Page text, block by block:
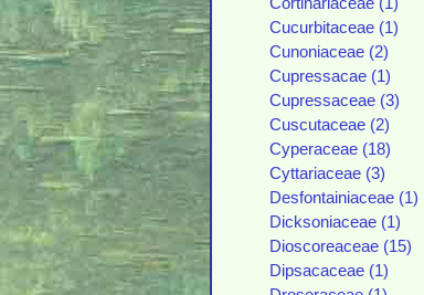
Cortinariaceae (1)
Cucurbitaceae (1)
Cunoniaceae (2)
Cupressacae (1)
Cupressaceae (3)
Cuscutaceae (2)
Cyperaceae (18)
Cyttariaceae (3)
Desfontainiaceae (1)
Dicksoniaceae (1)
Dioscoreaceae (15)
Dipsacaceae (1)